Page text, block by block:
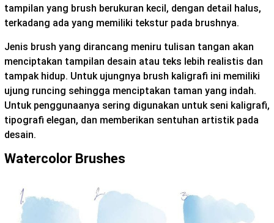
tampilan yang brush berukuran kecil, dengan detail halus,
terkadang ada yang memiliki tekstur pada brushnya.
Jenis brush yang dirancang meniru tulisan tangan akan
menciptakan tampilan desain atau teks lebih realistis dan
tampak hidup. Untuk ujungnya brush kaligrafi ini memiliki
ujung runcing sehingga menciptakan taman yang indah.
Untuk penggunaanya sering digunakan untuk seni kaligrafi,
tipografi elegan, dan memberikan sentuhan artistik pada
desain.
Watercolor Brushes